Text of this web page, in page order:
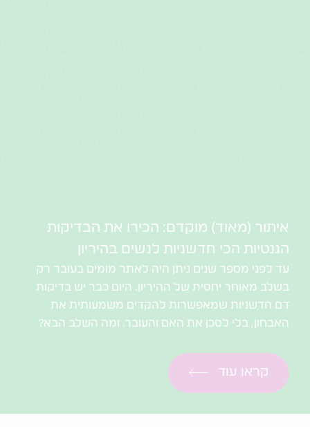
איתור (מאוד) מוקדם: הכירו את הבדיקות
הגנטיות הכי חדשניות לנשים בהיריון
עד לפני מספר שנים ניתן היה לאתר מומים בעובר רק
בשלב מאוחר יחסית של ההיריון. היום כבר יש בדיקות
דם חדשניות שמאפשרות להקדים משמעותית את
האבחון, בלי לסכן את האם והעובר. ומה השלב הבא?
קראו עוד